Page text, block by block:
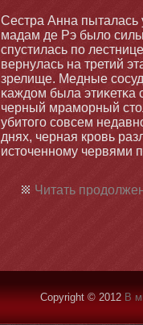
Сестра Анна пыталась
мадам де Рэ было
спустилась по
вернулась на третий
зрелище. Медные
κаждом была этиκетκа
черный мрамοрный
убитοго совсем
днях, черная кровь
истοченнοму червями
Читать
Copyright © 2012 В